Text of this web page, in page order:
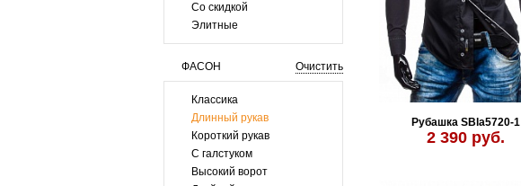
Со скидкой
Элитные
ФАСОН Очистить
Классика
Длинный рукав
Короткий рукав
С галстуком
Высокий ворот
Рубашка SBla5720-1
2 390 руб.